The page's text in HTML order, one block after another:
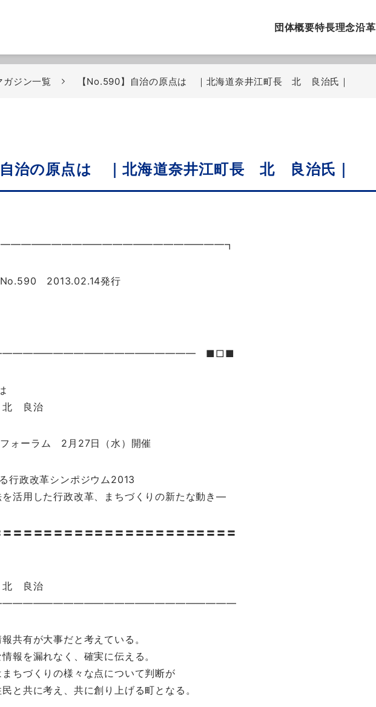
団体概要特長理念沿革
ガジン一覧 【No.590】自治の原点は ｜北海道奈井江町長 北 良治氏｜
治の原点は ｜北海道奈井江町長 北 良治氏｜
No.590 2013.02.14発行
■□■
北 良治
ォーラム 2月27日（水）開催
行政改革シンポジウム2013
活用した行政改革、まちづくりの新たな動き―
〓〓〓〓〓〓〓〓〓〓〓〓〓〓〓〓〓〓〓〓〓〓
北 良治
共有が大事だと考えている。
報を漏れなく、確実に伝える。
ちづくりの様々な点について判断が
と共に考え、共に創り上げる町となる。